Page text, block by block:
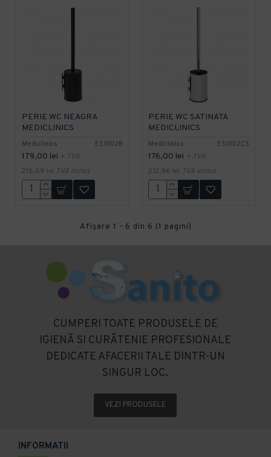
Mediclinics ES1002B
PERIE WC NEAGRA
MEDICLINICS
179,00 lei + TVA
216,59 lei TVA inclus
Mediclinics ES1002CS
PERIE WC SATINATA
MEDICLINICS
176,00 lei + TVA
212,96 lei TVA inclus
Afişare 1 - 6 din 6 (1 pagini)
CUMPERI TOATE PRODUSELE DE
IGIENĂ SI CURĂTENIE PROFESIONALE
DEDICATE AFACERII TALE DINTR-UN
SINGUR LOC.
VEZI PRODUSELE
INFORMATII